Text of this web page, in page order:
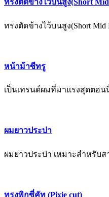
ทรงตัดข้างไว้บนสูง(Short
ทรงตัดข้างไว้บนสูง(Short
หน้าม้าซีทรู
เป็นเทรนด์ผมที่มาแรงสุดตอน
ผมยาวประบ่า
ผมยาวประบ่า เหมาะสำหรับ
ทรงพิกซี่คัท (Pixie cut)